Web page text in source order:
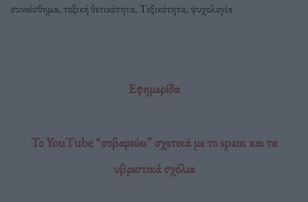
συναίσθημα,τοξική θετικότητα, Τοξικότητα,ψυχολογία
Εφημερίδα
Το YouTube “σοβαρεύει” σχετικά με το spam και τα
υβριστικά σχόλια